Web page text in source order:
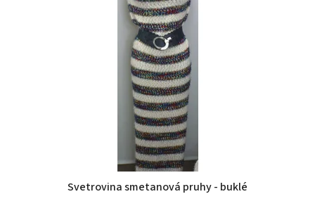
Svetrovina smetanová pruhy - buklé